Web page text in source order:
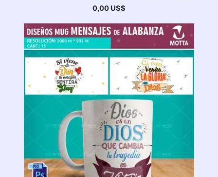
0,00 US$